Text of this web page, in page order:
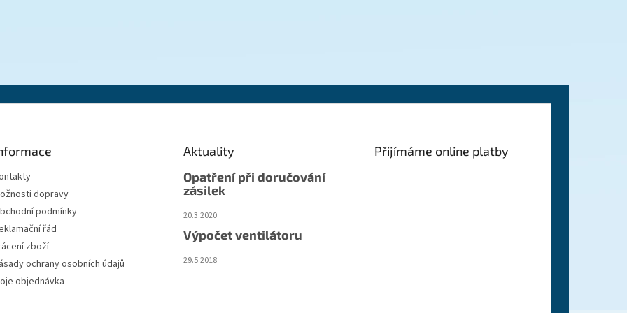
dopravy
podmínky
řád
zboží
ochrany osobních údajů
objednávka
Aktuality
Opatření při doručování
zásilek
20.3.2020
Výpočet ventilátoru
29.5.2018
Přijímáme online platby